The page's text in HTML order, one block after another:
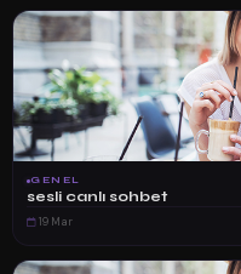
GENEL
sesli canlı sohbet
19 Mar